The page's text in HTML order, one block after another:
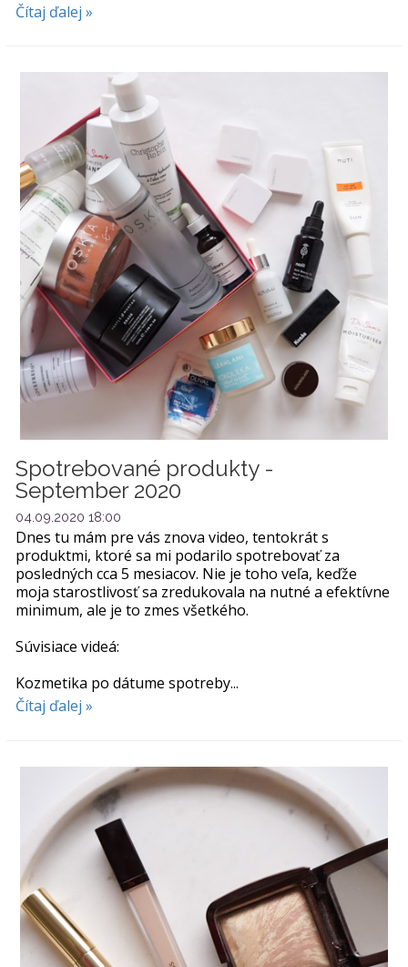
Čítaj ďalej »
Spotrebované produkty -
September 2020
04.09.2020 18:00
Dnes tu mám pre vás znova video, tentokrát s
produktmi, ktoré sa mi podarilo spotrebovať za
posledných cca 5 mesiacov. Nie je toho veľa, keďže
moja starostlivosť sa zredukovala na nutné a efektívne
minimum, ale je to zmes všetkého.
Súvisiace videá:
Kozmetika po dátume spotreby...
Čítaj ďalej »